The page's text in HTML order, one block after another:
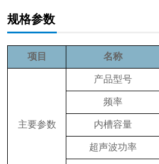
规格参数
项目 名称
主要参数
产品型号
频率
内槽容量
超声波功率